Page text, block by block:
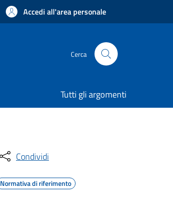
Accedi all'area personale
Cerca
Tutti gli argomenti
Condividi
Normativa di riferimento